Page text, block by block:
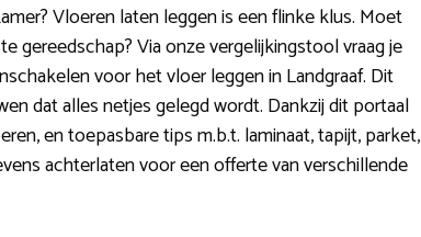
Vloeren laten leggen is een flinke klus. Moet
gereedschap? Via onze vergelijkingstool vraag je
voor het vloer leggen in Landgraaf. Dit
dat alles netjes gelegd wordt. Dankzij dit portaal
en toepasbare tips m.b.t. laminaat, tapijt, parket,
achterlaten voor een offerte van verschillende